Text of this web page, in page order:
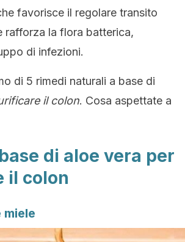
favorisce il regolare transito
rafforza la flora batterica,
di infezioni.
di 5 rimedi naturali a base di
il colon. Cosa aspettate a
di aloe vera per
il colon
miele